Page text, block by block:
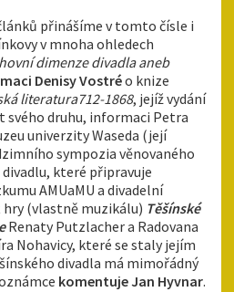
přinášíme v tomto čísle i
v mnoha ohledech
dimenze divadla aneb
Denisy Vostréo knize
literatura712-1868, jejíž vydání
svého druhu, informaci Petra
univerzity Waseda (její
sympozia věnovaného
které připravuje
AMUaMU a divadelní
(vlastně muzikálu) Těšínské
Renaty Putzlacher a Radovana
Nohavicy, které se staly jejím
divadla má mimořádný
komentuje Jan Hyvnar.